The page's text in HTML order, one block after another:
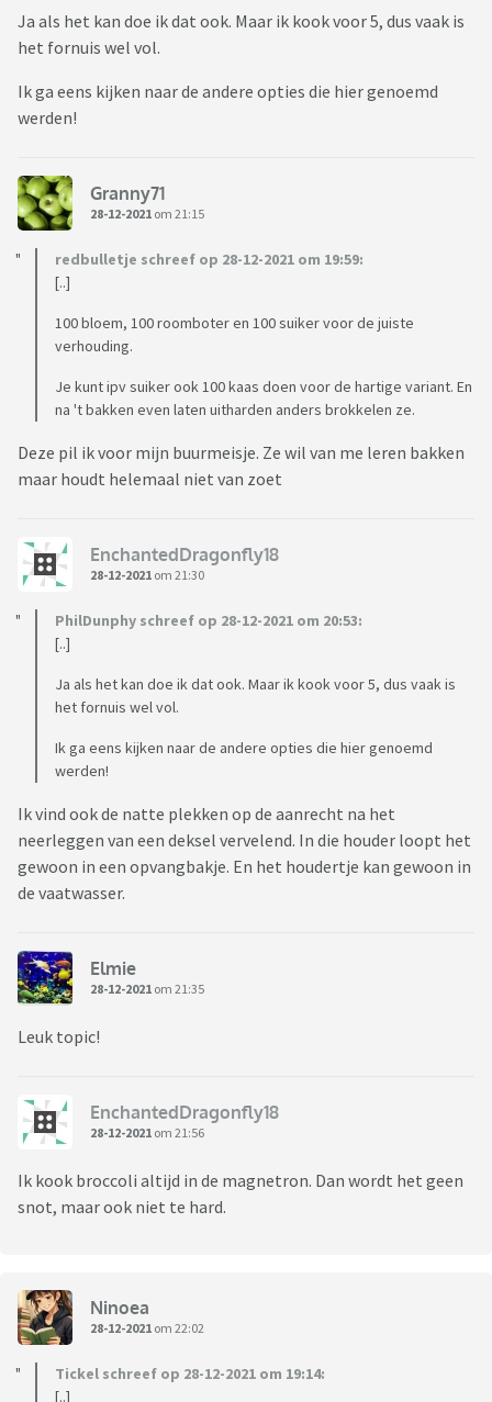
Ja als het kan doe ik dat ook. Maar ik kook voor 5, dus vaak is
het fornuis wel vol.
Ik ga eens kijken naar de andere opties die hier genoemd
werden!
Granny71
28-12-2021 om 21:15
redbulletje schreef op 28-12-2021 om 19:59:
[..]
100 bloem, 100 roomboter en 100 suiker voor de juiste
verhouding.
Je kunt ipv suiker ook 100 kaas doen voor de hartige variant. En
na 't bakken even laten uitharden anders brokkelen ze.
Deze pil ik voor mijn buurmeisje. Ze wil van me leren bakken
maar houdt helemaal niet van zoet
EnchantedDragonfly18
28-12-2021 om 21:30
PhilDunphy schreef op 28-12-2021 om 20:53:
[..]
Ja als het kan doe ik dat ook. Maar ik kook voor 5, dus vaak is
het fornuis wel vol.
Ik ga eens kijken naar de andere opties die hier genoemd
werden!
Ik vind ook de natte plekken op de aanrecht na het
neerleggen van een deksel vervelend. In die houder loopt het
gewoon in een opvangbakje. En het houdertje kan gewoon in
de vaatwasser.
Elmie
28-12-2021 om 21:35
Leuk topic!
EnchantedDragonfly18
28-12-2021 om 21:56
Ik kook broccoli altijd in de magnetron. Dan wordt het geen
snot, maar ook niet te hard.
Ninoea
28-12-2021 om 22:02
Tickel schreef op 28-12-2021 om 19:14:
[..]